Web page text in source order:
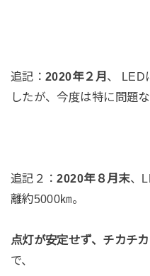
追記：2020年２月 、 LED
したが、今度は特に問題な
追記２：2020年８月末、
離約5000㎞。
点灯が安定せず、チカチ
で、